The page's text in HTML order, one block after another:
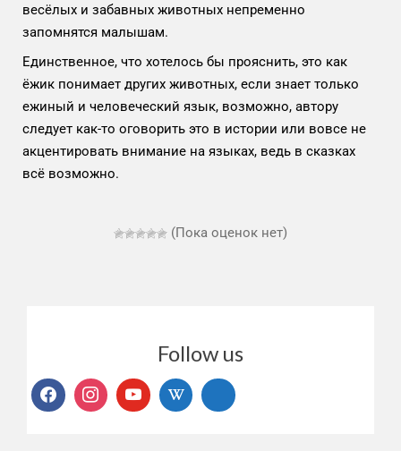
весёлых и забавных животных непременно
запомнятся малышам.
Единственное, что хотелось бы прояснить, это как
ёжик понимает других животных, если знает только
ежиный и человеческий язык, возможно, автору
следует как-то оговорить это в истории или вовсе не
акцентировать внимание на языках, ведь в сказках
всё возможно.
(Пока оценок нет)
Follow us